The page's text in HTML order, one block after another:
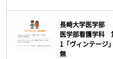
長崎大学医学部
医学部看護学科
1「ヴィンテージ
無